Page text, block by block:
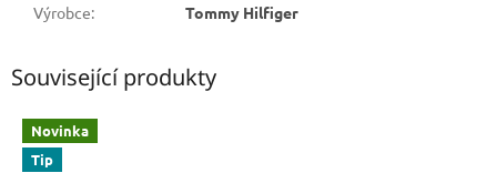
Výrobce: Tommy Hilfiger
Související produkty
Novinka
Tip